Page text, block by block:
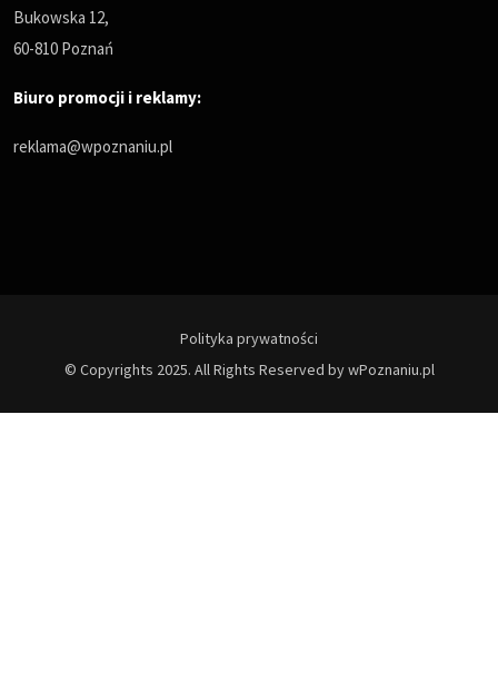
Bukowska 12,
60-810 Poznań
Biuro promocji i reklamy:
reklama@wpoznaniu.pl
Polityka prywatności
© Copyrights 2025. All Rights Reserved by wPoznaniu.pl